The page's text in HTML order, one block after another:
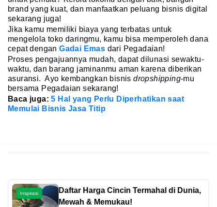
brand yang kuat, dan manfaatkan peluang bisnis digital
sekarang juga!
Jika kamu memiliki biaya yang terbatas untuk
mengelola toko daringmu, kamu bisa memperoleh dana
cepat denganGadai Emas dari Pegadaian!
Proses pengajuannya mudah, dapat dilunasi sewaktu-
waktu, dan barang jaminanmu aman karena diberikan
asuransi. Ayo kembangkan bisnisdropshipping-mu
bersama Pegadaian sekarang!
Baca juga:5 Hal yang Perlu Diperhatikan saat
Memulai Bisnis Jasa Titip
Inspirasi
Daftar Harga Cincin Termahal di Dunia,
Mewah & Memukau!